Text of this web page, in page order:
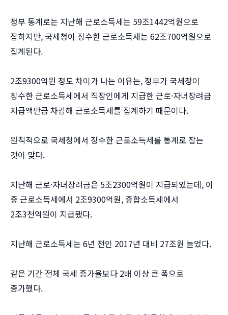
정부 통계로는 지난해 근로소득세는 59조1442억원으로
잡히지만, 국세청이 징수한 근로소득세는 62조700억원으로
집계된다.
2조9300억원 정도 차이가 나는 이유는, 정부가 국세청이
징수한 근로소득세에서 직장인에게 지급한 근로·자녀장려금
지급액만큼 차감해 근로소득세를 집계하기 때문이다.
원칙적으로 국세청에서 징수한 근로소득세를 통계로 잡는
것이 맞다.
지난해 근로·자녀장려금은 5조2300억원이 지급되었는데, 이
중 근로소득세에서 2조9300억원, 종합소득세에서
2조3천억원이 지급됐다.
지난해 근로소득세는 6년 전인 2017년 대비 27조원 늘었다.
같은 기간 전체 국세 증가율보다 2배 이상 큰 폭으로
증가했다.